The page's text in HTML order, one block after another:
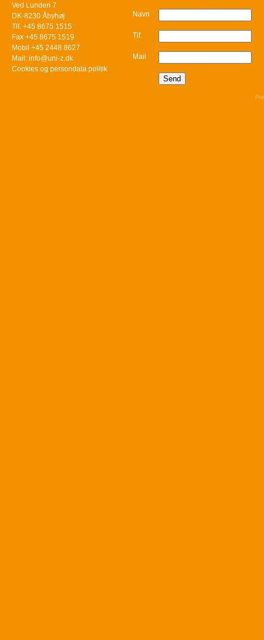
Ved Lunden 7
DK-8230 Åbyhøj
Tlf. +45 8675 1515
Fax +45 8675 1519
Mobil +45 2448 8627
Mail: info@uni-z.dk
Cookies og persondata politik
Navn
Tlf.
Mail